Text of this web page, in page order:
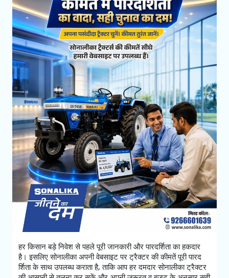
Categories
Tractor Dealer Farm Equipment Supplier
Social Timeline